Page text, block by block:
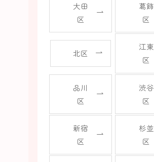
大田
区
葛飾
区
北区
江東
区
品川
区
渋谷
区
新宿
区
杉並
区